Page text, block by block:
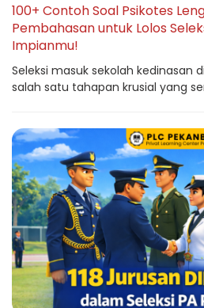
100+ Contoh Soal Psikotes
Pembahasan untuk Lolos
Impianmu!
Seleksi masuk sekolah kedinasan
salah satu tahapan krusial yang